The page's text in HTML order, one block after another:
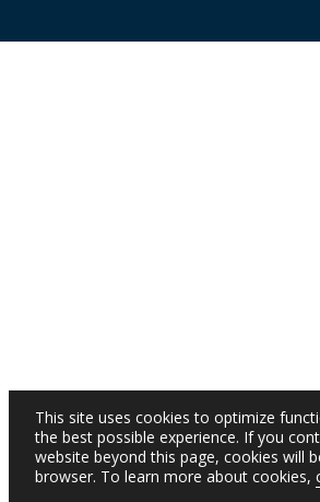
This site uses cookies to optimize
the best possible experience. If you
website beyond this page, cookies will
browser. To learn more about cookies,